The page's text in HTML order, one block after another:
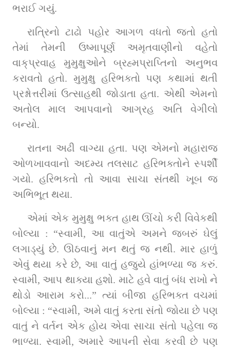
ભરાઈ ગયું.
રાત્રિનો ટાઢો પહોર આગળ વધતો જતો હતો
તેમાં તેમની ઉષ્માપૂર્ણ અમૃતવાણીનો વહેતો
વાક્‌પ્રવાહ મુમુક્ષુઓને બ્રહ્મપ્રાપ્તિનો અનુભવ
કરાવતો હતો. મુમુક્ષુ હરિભક્તો પણ કથામાં થતી
પ્રશ્નોત્તરીમાં ઉત્સાહથી જોડાતા હતા. એથી એમનો
અતોલ માલ આપવાનો આગ્રહ અતિ વેગીલો
બન્યો.
રાતના અઢી વાગ્યા હતા. પણ એમનો મહારાજ
ઓળખાવવાનો અદમ્ય તલસાટ હરિભક્તોને સ્પર્શી
ગયો. હરિભક્તો તો આવા સાચા સંતથી ખૂબ જ
અભિભૂત થયા.
એમાં એક મુમુક્ષુ ભક્ત હાથ ઊંચો કરી વિવેકથી
બોલ્યા : “સ્વામી, આ વાતુંએ અમને જબરું ઘેલું
લગાડ્યું છે. ઊઠવાનું મન થતું જ નથી. માર હાળું
એવું થયા કરે છે, આ વાતું હજુયે હાંભળ્યા જ કરું.
સ્વામી, આપ થાક્યા હશો. માટે હવે વાતું બંધ રાખો ને
થોડો આરામ કરો...” ત્યાં બીજા હરિભક્ત વચમાં
બોલ્યા : “સ્વામી, અમે વાતું કરતા સંતો જોયા છે પણ
વાતું ને વર્તન એક હોય એવા સાચા સંતો પહેલા જ
ભાળ્યા. સ્વામી, અમારે આપની સેવા કરવી છે પણ